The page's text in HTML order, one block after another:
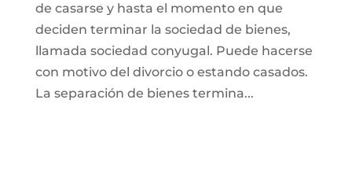
de casarse y hasta el momento en que
deciden terminar la sociedad de bienes,
llamada sociedad conyugal. Puede hacerse
con motivo del divorcio o estando casados.
La separación de bienes termina...